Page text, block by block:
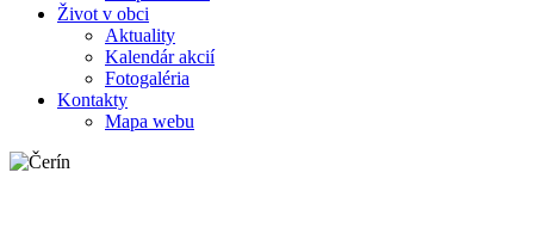
Život v obci
Aktuality
Kalendár akcií
Fotogaléria
Kontakty
Mapa webu